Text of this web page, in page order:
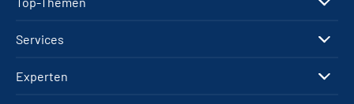
Services
Experten